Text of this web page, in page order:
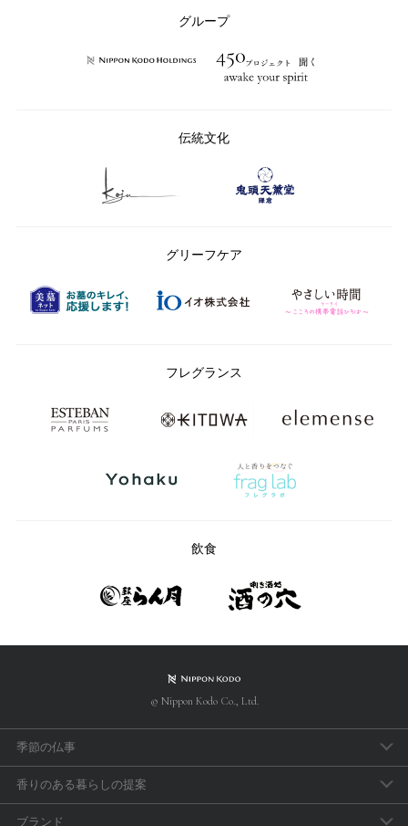
グループ
伝統文化
グリーフケア
フレグランス
飲食
© Nippon Kodo Co., Ltd.
季節の仏事
春のお彼岸
母の日参り
香りのある暮らしの提案
アロマで手軽に「睡眠のセルフケア」
ブランド